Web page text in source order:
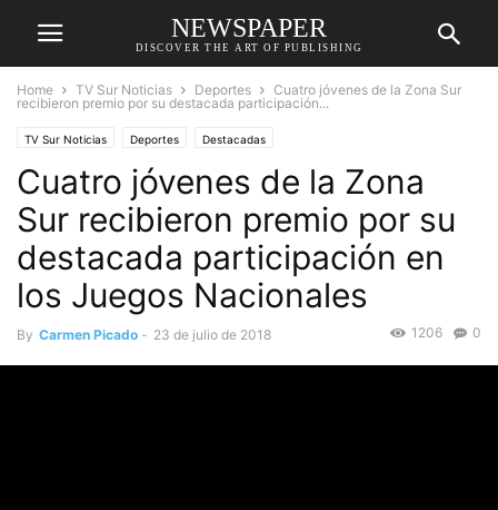
NEWSPAPER
DISCOVER THE ART OF PUBLISHING
Home TV Sur Noticias Deportes
Cuatro jóvenes de la Zona Sur
recibieron premio por su destacada participación...
TV Sur Noticias Deportes Destacadas
Cuatro jóvenes de la Zona
Sur recibieron premio por su
destacada participación en
los Juegos Nacionales
By Carmen Picado - 23 de julio de 2018 0
1206